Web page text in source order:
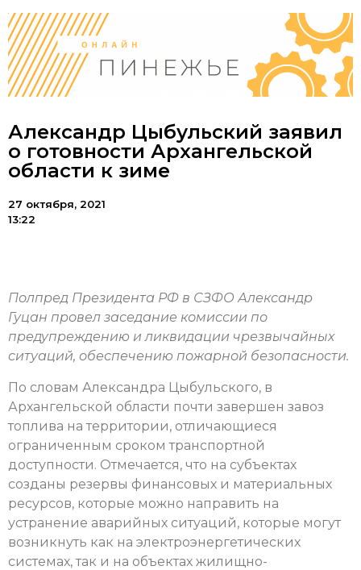
Александр Цыбульский заявил
о готовности Архангельской
области к зиме
27 октября, 2021
13:22
Полпред Президента РФ в СЗФО Александр
Гуцан провел заседание комиссии по
предупреждению и ликвидации чрезвычайных
ситуаций, обеспечению пожарной безопасности.
По словам Александра Цыбульского, в
Архангельской области почти завершен завоз
топлива на территории, отличающиеся
ограниченным сроком транспортной
доступности. Отмечается, что на субъектах
созданы резервы финансовых и материальных
ресурсов, которые можно направить на
устранение аварийных ситуаций, которые могут
возникнуть как на электроэнергетических
системах, так и на объектах жилищно-